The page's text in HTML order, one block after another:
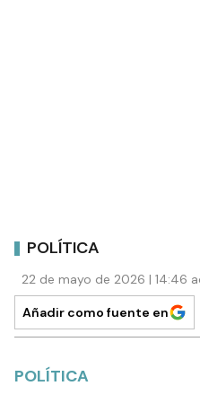
POLÍTICA
22 de mayo de 2026 | 14:46
Añadir como fuente en
POLÍTICA